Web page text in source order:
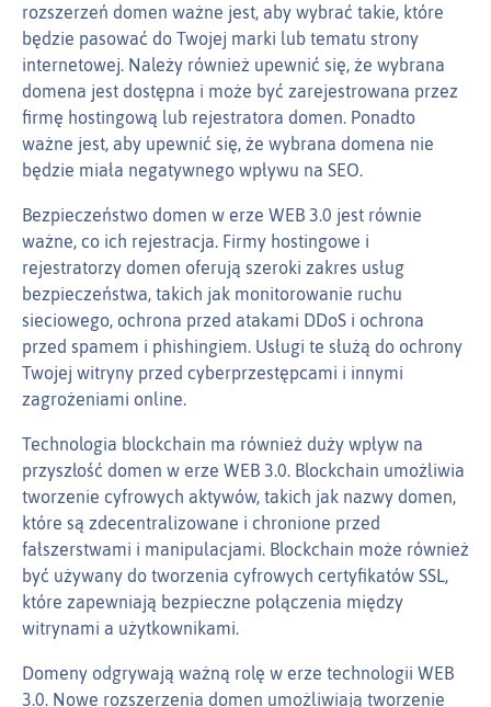
rozszerzeń domen ważne jest, aby wybrać takie, które
będzie pasować do Twojej marki lub tematu strony
internetowej. Należy również upewnić się, że wybrana
domena jest dostępna i może być zarejestrowana przez
firmę hostingową lub rejestratora domen. Ponadto
ważne jest, aby upewnić się, że wybrana domena nie
będzie miała negatywnego wpływu na SEO.
Bezpieczeństwo domen w erze WEB 3.0 jest równie
ważne, co ich rejestracja. Firmy hostingowe i
rejestratorzy domen oferują szeroki zakres usług
bezpieczeństwa, takich jak monitorowanie ruchu
sieciowego, ochrona przed atakami DDoS i ochrona
przed spamem i phishingiem. Usługi te służą do ochrony
Twojej witryny przed cyberprzestępcami i innymi
zagrożeniami online.
Technologia blockchain ma również duży wpływ na
przyszłość domen w erze WEB 3.0. Blockchain umożliwia
tworzenie cyfrowych aktywów, takich jak nazwy domen,
które są zdecentralizowane i chronione przed
fałszerstwami i manipulacjami. Blockchain może również
być używany do tworzenia cyfrowych certyfikatów SSL,
które zapewniają bezpieczne połączenia między
witrynami a użytkownikami.
Domeny odgrywają ważną rolę w erze technologii WEB
3.0. Nowe rozszerzenia domen umożliwiają tworzenie